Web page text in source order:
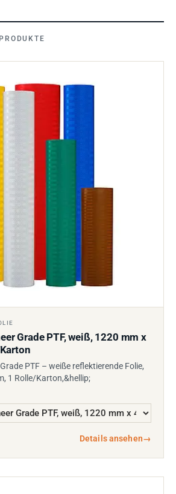
Grade PTF, weiß, 1220 mm x
PTF – weiße reflektierende Folie,
1 Rolle/Karton,&hellip;
Details ansehen→